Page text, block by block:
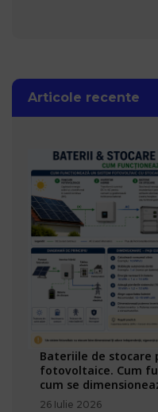
Articole recente
Bateriile de stocare
fotovoltaice. Cum
cum se
26 Iulie 2026